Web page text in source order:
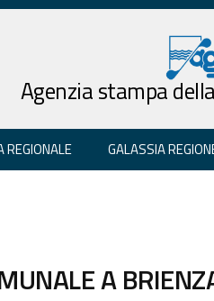
Agenzia stampa
REGIONALE GALASSIA
A